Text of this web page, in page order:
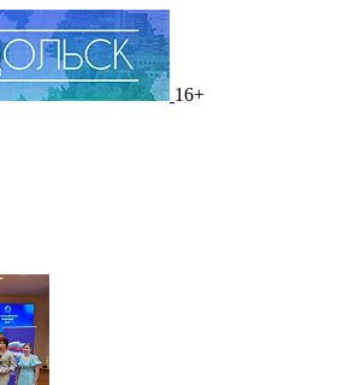
16+